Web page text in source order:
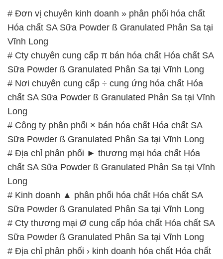
# Đơn vị chuyên kinh doanh » phân phối hóa chất
Hóa chất SA Sữa Powder ß Granulated Phân Sa tại
Vĩnh Long
# Cty chuyên cung cấp π bán hóa chất Hóa chất SA
Sữa Powder ß Granulated Phân Sa tại Vĩnh Long
# Nơi chuyên cung cấp ÷ cung ứng hóa chất Hóa
chất SA Sữa Powder ß Granulated Phân Sa tại Vĩnh
Long
# Công ty phân phối × bán hóa chất Hóa chất SA
Sữa Powder ß Granulated Phân Sa tại Vĩnh Long
# Địa chỉ phân phối ► thương mại hóa chất Hóa
chất SA Sữa Powder ß Granulated Phân Sa tại Vĩnh
Long
# Kinh doanh ▲ phân phối hóa chất Hóa chất SA
Sữa Powder ß Granulated Phân Sa tại Vĩnh Long
# Cty thương mại Ø cung cấp hóa chất Hóa chất SA
Sữa Powder ß Granulated Phân Sa tại Vĩnh Long
# Địa chỉ phân phối › kinh doanh hóa chất Hóa chất